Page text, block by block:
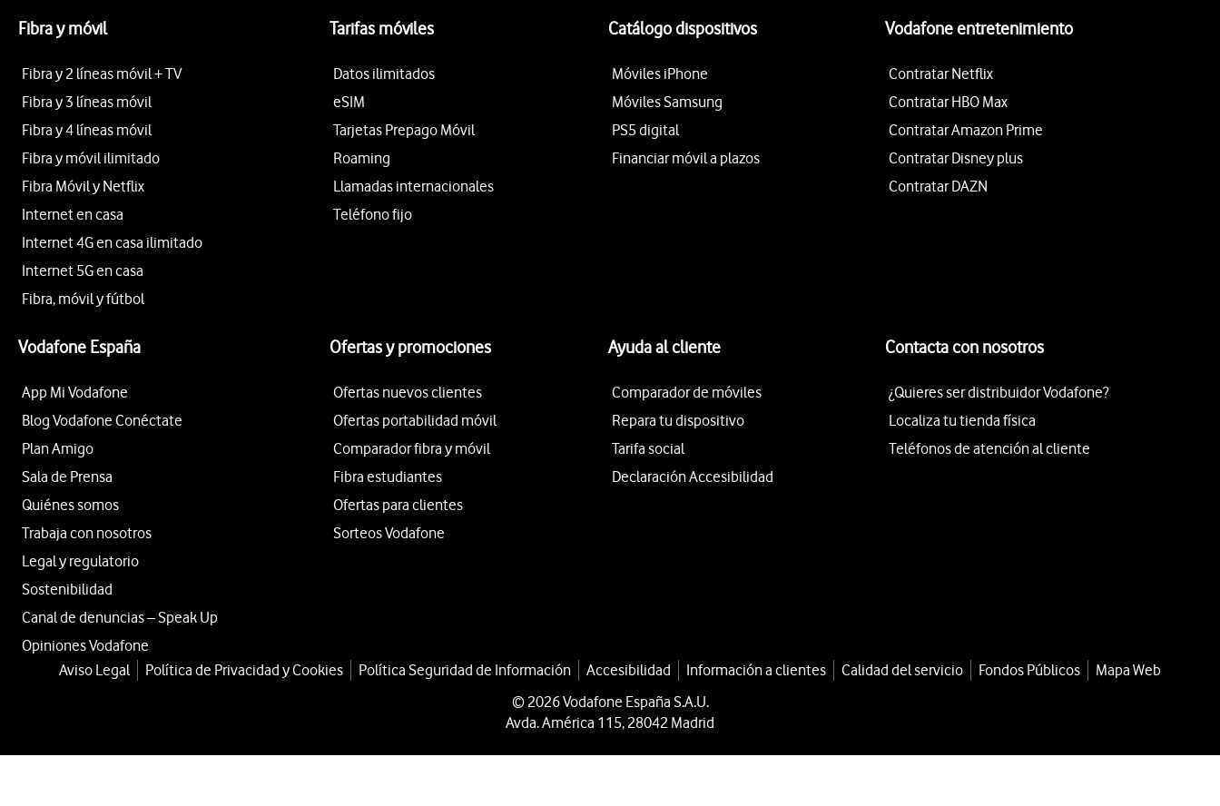
Fibra y móvil
Fibra y 2 líneas móvil + TV
Fibra y 3 líneas móvil
Fibra y 4 líneas móvil
Fibra y móvil ilimitado
Fibra Móvil y Netflix
Internet en casa
Internet 4G en casa ilimitado
Internet 5G en casa
Fibra, móvil y fútbol
Tarifas móviles
Datos ilimitados
eSIM
Tarjetas Prepago Móvil
Roaming
Llamadas internacionales
Teléfono fijo
Catálogo dispositivos
Móviles iPhone
Móviles Samsung
PS5 digital
Financiar móvil a plazos
Vodafone entretenimiento
Contratar Netflix
Contratar HBO Max
Contratar Amazon Prime
Contratar Disney plus
Contratar DAZN
Vodafone España
App Mi Vodafone
Blog Vodafone Conéctate
Plan Amigo
Sala de Prensa
Quiénes somos
Trabaja con nosotros
Legal y regulatorio
Sostenibilidad
Canal de denuncias – Speak Up
Opiniones Vodafone
Ofertas y promociones
Ofertas nuevos clientes
Ofertas portabilidad móvil
Comparador fibra y móvil
Fibra estudiantes
Ofertas para clientes
Sorteos Vodafone
Ayuda al cliente
Comparador de móviles
Repara tu dispositivo
Tarifa social
Declaración Accesibilidad
Contacta con nosotros
¿Quieres ser distribuidor Vodafone?
Localiza tu tienda física
Teléfonos de atención al cliente
Aviso Legal Política de Privacidad y Cookies Política Seguridad de Información Accesibilidad Información a clientes Calidad del servicio Fondos Públicos
Mapa Web
© 2026 Vodafone España S.A.U.
Avda. América 115, 28042 Madrid